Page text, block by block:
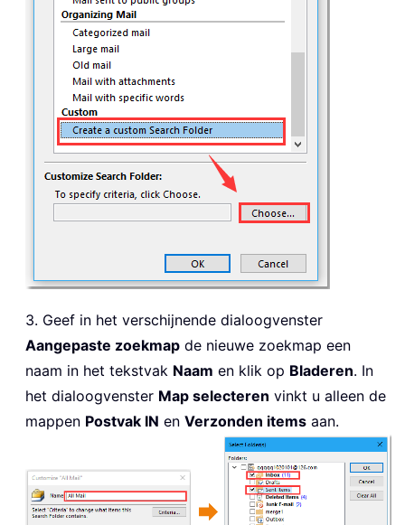
3. Geef in het verschijnende dialoogvenster
Aangepaste zoekmap de nieuwe zoekmap een
naam in het tekstvak Naam en klik op Bladeren. In
het dialoogvenster Map selecteren vinkt u alleen de
mappen Postvak IN en Verzonden items aan.